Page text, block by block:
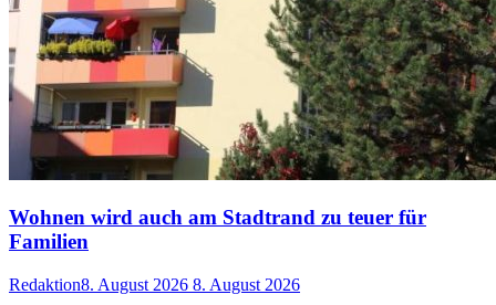
Wohnen wird auch am Stadtrand zu teuer für
Familien
Redaktion8. August 2026 8. August 2026